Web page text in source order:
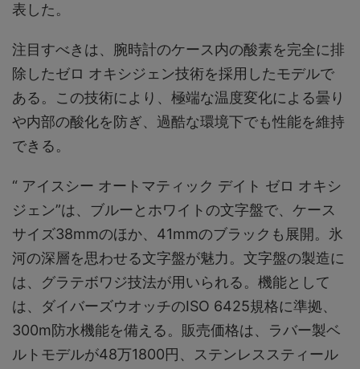
表した。
注目すべきは、腕時計のケース内の酸素を完全に排
除したゼロ オキシジェン技術を採用したモデルで
ある。この技術により、極端な温度変化による曇り
や内部の酸化を防ぎ、過酷な環境下でも性能を維持
できる。
“ アイスシー オートマティック デイト ゼロ オキシ
ジェン”は、ブルーとホワイトの文字盤で、ケース
サイズ38mmのほか、41mmのブラックも展開。氷
河の深層を思わせる文字盤が魅力。文字盤の製造に
は、グラテボワジ技法が用いられる。機能として
は、ダイバーズウオッチのISO 6425規格に準拠、
300m防水機能を備える。販売価格は、ラバー製ベ
ルトモデルが48万1800円、ステンレススティール